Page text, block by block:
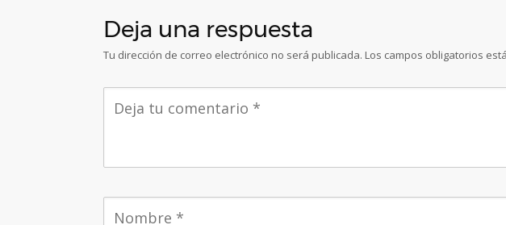
Deja una respuesta
Tu dirección de correo electrónico no será publicada. Los campos obligatorios